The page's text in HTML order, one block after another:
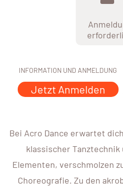
INFORMATION UND ANMELDUNG
Jetzt Anmelden
Bei Acro Dance erwartet
klassischer
Elementen, verschmolzen
Choreografie. Zu den